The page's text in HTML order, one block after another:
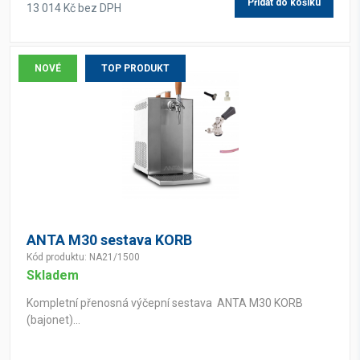
13 014 Kč bez DPH Přidat do košíku
NOVÉ TOP PRODUKT
ANTA M30 sestava KORB
Kód produktu: NA21/1500
Skladem
Kompletní přenosná výčepní sestava ANTA M30 KORB
(bajonet)...